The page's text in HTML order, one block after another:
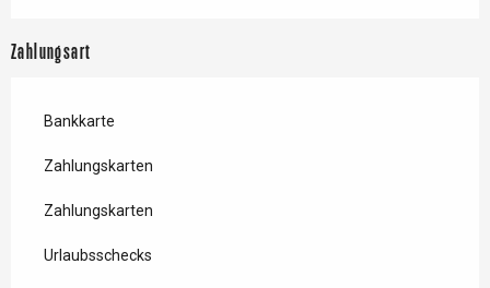
Zahlungsart
Bankkarte
Zahlungskarten
Zahlungskarten
Urlaubsschecks